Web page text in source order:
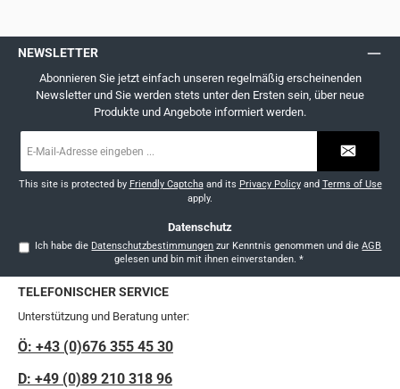
NEWSLETTER
Abonnieren Sie jetzt einfach unseren regelmäßig erscheinenden
Newsletter und Sie werden stets unter den Ersten sein, über neue
Produkte und Angebote informiert werden.
Mail-
*
This site is protected by Friendly Captchaand its Privacy Policyand Terms of Use
apply.
Datenschutz
Ich habe die Datenschutzbestimmungen zur Kenntnis genommen und dieAGB
gelesen und bin mit ihnen einverstanden. *
TELEFONISCHER SERVICE
Unterstützung und Beratung unter:
Ö: +43 (0)676 355 45 30
D: +49 (0)89 210 318 96